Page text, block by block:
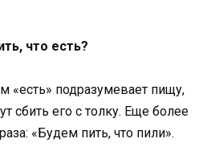
что есть?
«есть» подразумевает пищу,
сбить его с толку. Еще более
«Будем пить, что пили».